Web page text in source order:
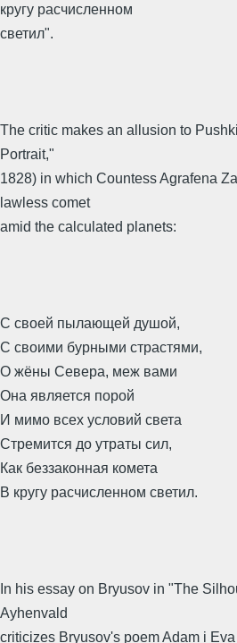
кругу расчисленном
светил".
The critic makes an allusion to
Portrait,"
1828) in which Countess Agrafena
lawless comet
amid the calculated planets:
С своей пылающей душой,
С своими бурными страстями,
О жёны Севера, меж вами
Она является порой
И мимо всех условий света
Стремится до утраты сил,
Как беззаконная комета
В кругу расчисленном светил.
In his essay on Bryusov in "The
Ayhenvald
criticizes Bryusov's poem Adam i